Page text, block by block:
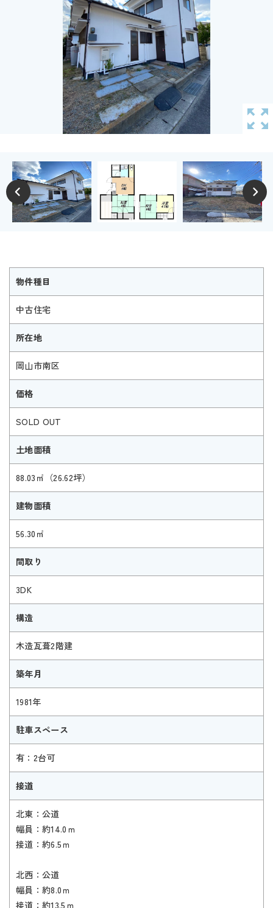
物件種目
中古住宅
所在地
岡山市南区
価格
SOLD OUT
土地面積
88.03㎡（26.62坪）
建物面積
56.30㎡
間取り
3DK
構造
木造瓦葺2階建
築年月
1981年
駐車スペース
有：2台可
接道
北東：公道
幅員：約14.0ｍ
接道：約6.5ｍ
北西：公道
幅員：約8.0ｍ
接道：約13.5ｍ